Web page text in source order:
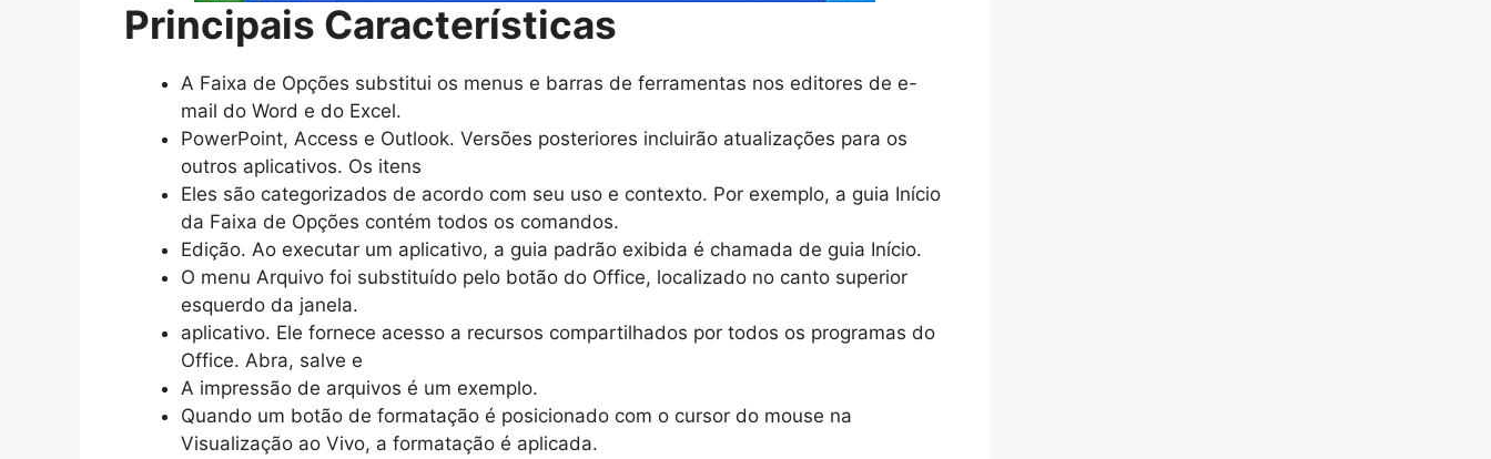
Principais Características
A Faixa de Opções substitui os menus e barras de ferramentas nos editores de e-
mail do Word e do Excel.
PowerPoint, Access e Outlook. Versões posteriores incluirão atualizações para os
outros aplicativos. Os itens
Eles são categorizados de acordo com seu uso e contexto. Por exemplo, a guia Início
da Faixa de Opções contém todos os comandos.
Edição. Ao executar um aplicativo, a guia padrão exibida é chamada de guia Início.
O menu Arquivo foi substituído pelo botão do Office, localizado no canto superior
esquerdo da janela.
aplicativo. Ele fornece acesso a recursos compartilhados por todos os programas do
Office. Abra, salve e
A impressão de arquivos é um exemplo.
Quando um botão de formatação é posicionado com o cursor do mouse na
Visualização ao Vivo, a formatação é aplicada.